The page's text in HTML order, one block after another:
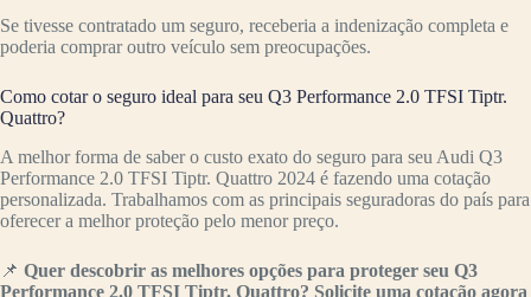
Se tivesse contratado um seguro, receberia a indenização completa e
poderia comprar outro veículo sem preocupações.
Como cotar o seguro ideal para seu Q3 Performance 2.0 TFSI Tiptr.
Quattro?
A melhor forma de saber o custo exato do seguro para seu Audi Q3
Performance 2.0 TFSI Tiptr. Quattro 2024 é fazendo uma cotação
personalizada. Trabalhamos com as principais seguradoras do país para
oferecer a melhor proteção pelo menor preço.
📌 Quer descobrir as melhores opções para proteger seu Q3
Performance 2.0 TFSI Tiptr. Quattro? Solicite uma cotação agora